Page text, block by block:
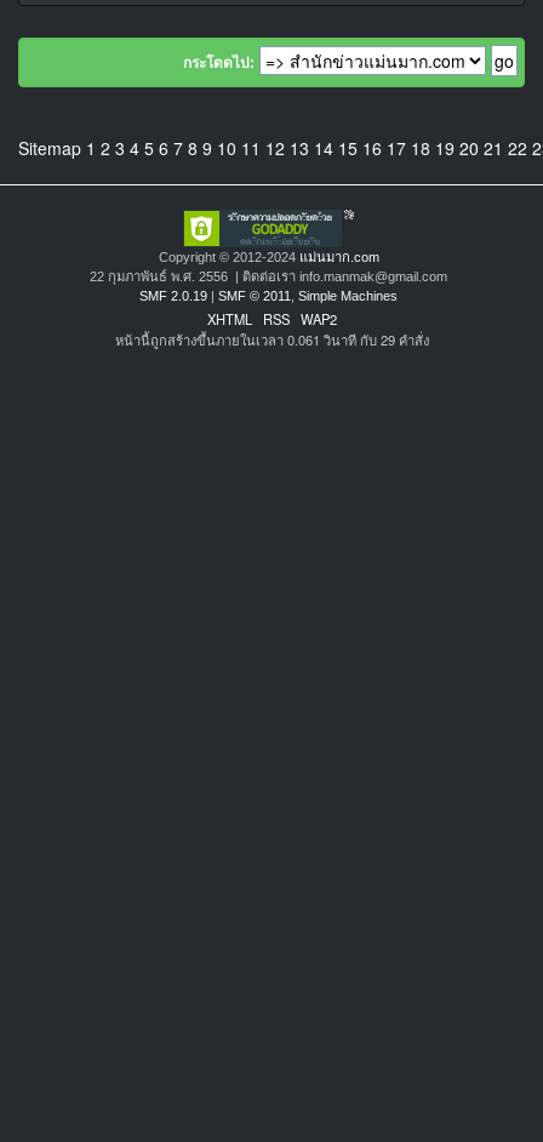
กระโดดไป:
Sitemap 1 2 3 4 5 6 7 8 9 10 11 12 13 14 15 16 17 18 19 20 21 22
Copyright © 2012-2024 แม่นมาก.com
22 กุมภาพันธ์ พ.ศ. 2556 | ติดต่อเรา info.manmak@gmail.com
SMF 2.0.19
SMF © 2011 Simple Machines
XHTML RSS WAP2
หน้านี้ถูกสร้างขึ้นภายในเวลา 0.061 วินาที กับ 29 คำสั่ง